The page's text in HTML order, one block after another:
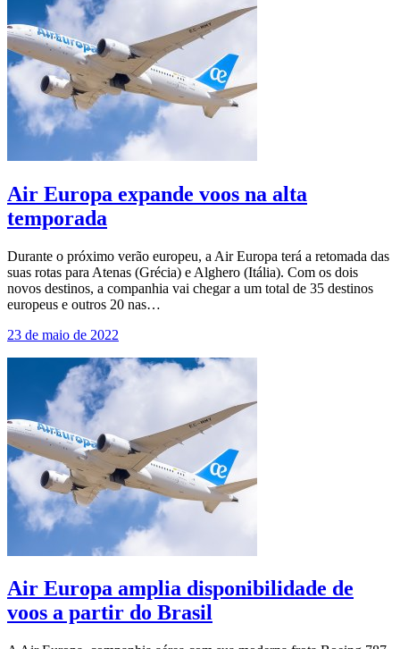
Air Europa expande voos na alta
temporada
Durante o próximo verão europeu, a Air Europa terá a retomada das
suas rotas para Atenas (Grécia) e Alghero (Itália). Com os dois
novos destinos, a companhia vai chegar a um total de 35 destinos
europeus e outros 20 nas…
23 de maio de 2022
Air Europa amplia disponibilidade de
voos a partir do Brasil